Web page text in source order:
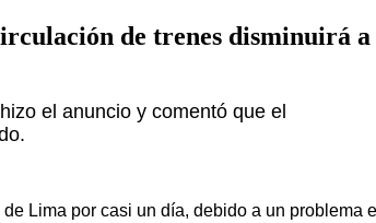
de trenes disminuirá a
el anuncio y comentó que el
de Lima por casi un día, debido a un problema